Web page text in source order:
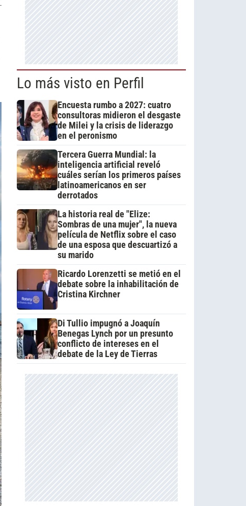
Lo más visto en Perfil
Encuesta rumbo a 2027: cuatro
consultoras midieron el desgaste
de Milei y la crisis de liderazgo
en el peronismo
Tercera Guerra Mundial: la
inteligencia artificial reveló
cuáles serían los primeros países
latinoamericanos en ser
derrotados
La historia real de "Elize:
Sombras de una mujer", la nueva
película de Netflix sobre el caso
de una esposa que descuartizó a
su marido
Ricardo Lorenzetti se metió en el
debate sobre la inhabilitación de
Cristina Kirchner
Di Tullio impugnó a Joaquín
Benegas Lynch por un presunto
conflicto de intereses en el
debate de la Ley de Tierras